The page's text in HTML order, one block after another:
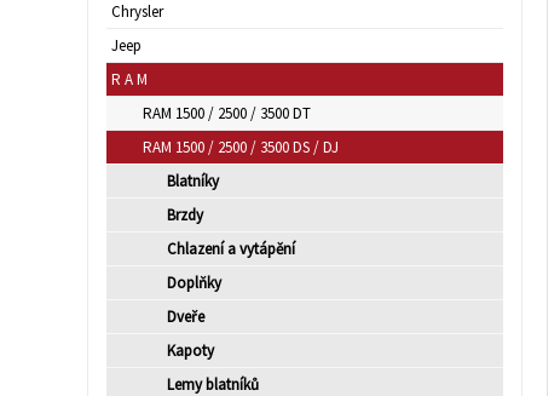
Chrysler
Jeep
R A M
RAM 1500 / 2500 / 3500 DT
RAM 1500 / 2500 / 3500 DS / DJ
Blatníky
Brzdy
Chlazení a vytápění
Doplňky
Dveře
Kapoty
Lemy blatníků